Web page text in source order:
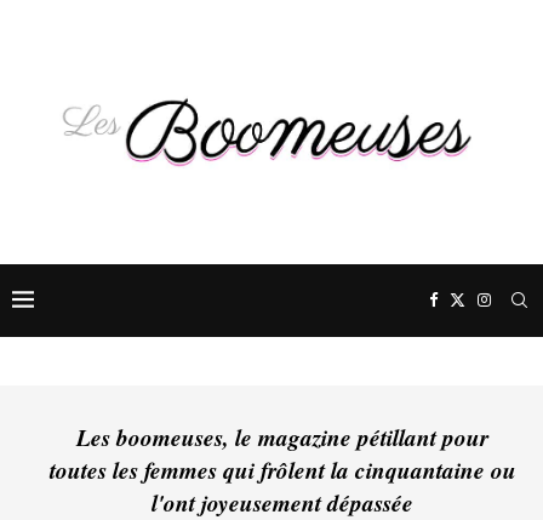
Les boomeuses, le magazine pétillant pour
toutes les femmes qui frôlent la cinquantaine ou
l'ont joyeusement dépassée